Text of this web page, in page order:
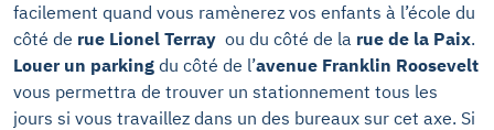
facilement quand vous ramènerez vos enfants à l’école du
côté de rue Lionel Terray ou du côté de la rue de la Paix.
Louer un parking du côté de l’avenue Franklin Roosevelt
vous permettra de trouver un stationnement tous les
jours si vous travaillez dans un des bureaux sur cet axe. Si